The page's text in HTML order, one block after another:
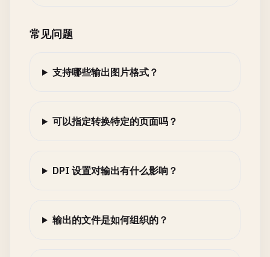
常见问题
支持哪些输出图片格式？
可以指定转换特定的页面吗？
DPI 设置对输出有什么影响？
输出的文件是如何组织的？